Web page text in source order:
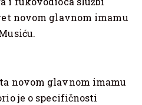
novom glavnom imamu
novom glavnom imamu
je o specifičnosti